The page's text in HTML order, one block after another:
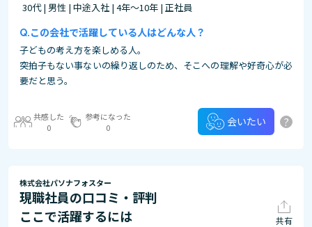
30代 | 男性 | 中途入社 | 4年～10年 | 正社員
この会社で活躍している人はどんな人？
子どもの考え方を楽しめる人。
突拍子もない事ないの繰り返しのため、そこへの理解や好奇心が必
要だと思う。
共感した
0
参考になった
0
会いたい ?
株式会社パソナフォスター
現職社員の口コミ・評判
ここで活躍するには
共有